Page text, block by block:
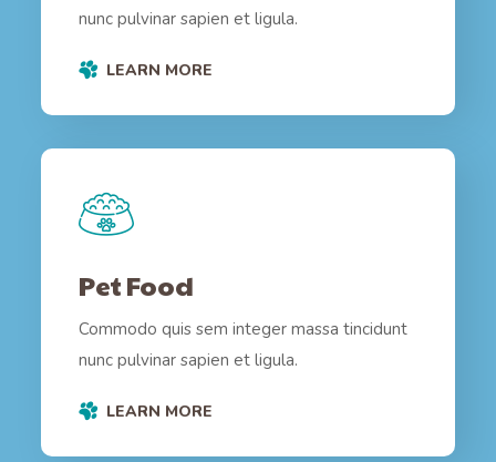
nunc pulvinar sapien et ligula.
LEARN MORE
Pet Food
Commodo quis sem integer massa tincidunt
nunc pulvinar sapien et ligula.
LEARN MORE